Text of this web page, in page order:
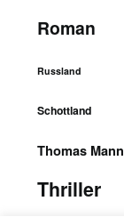
Roman
Russland
Schottland
Thomas Mann
Thriller